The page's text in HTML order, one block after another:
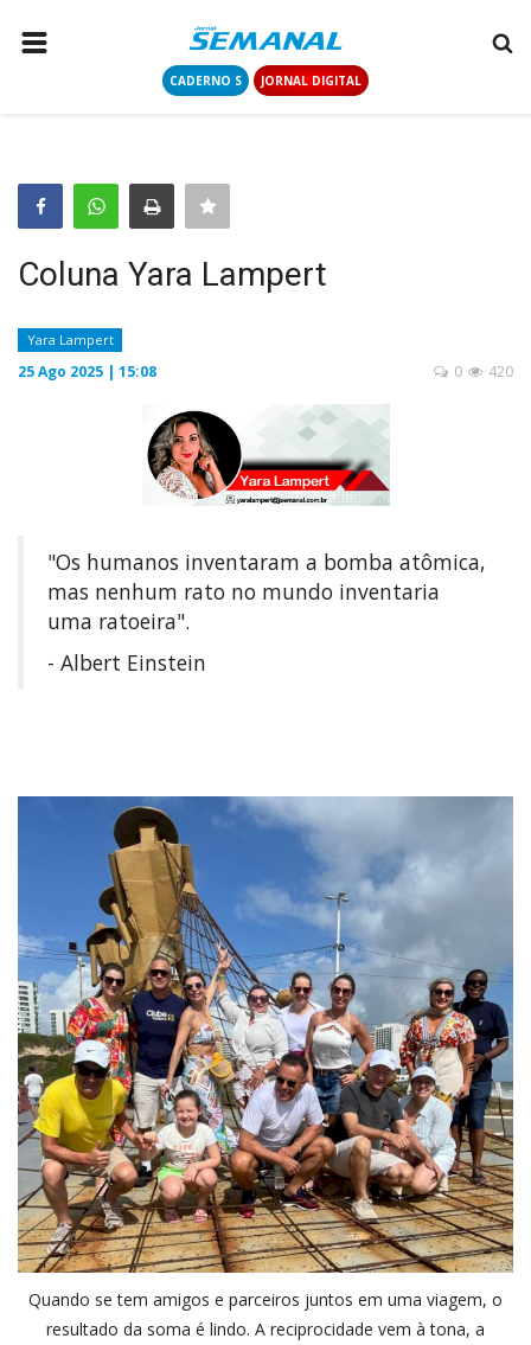
CADERNO S JORNAL DIGITAL
COLUNISTAS
CONTATO
LOGIN
CADASTRAR
JORNAL DIGITAL
Coluna Yara Lampert
Yara Lampert
25 Ago 2025 | 15:08 420
0
"Os humanos inventaram a bomba atômica,
mas nenhum rato no mundo inventaria
uma ratoeira".
- Albert Einstein
Quando se tem amigos e parceiros juntos em uma viagem, o
resultado da soma é lindo. A reciprocidade vem à tona, a